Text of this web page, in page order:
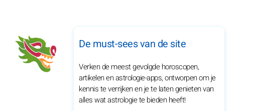
De must-sees van de site
Verken de meest gevolgde horoscopen,
artikelen en astrologie-apps, ontworpen om je
kennis te verrijken en je te laten genieten van
alles wat astrologie te bieden heeft!